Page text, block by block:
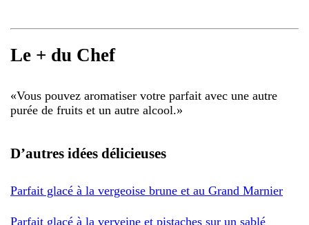
Le + du Chef
«Vous pouvez aromatiser votre parfait avec une autre
purée de fruits et un autre alcool.»
D’autres idées délicieuses
Parfait glacé à la vergeoise brune et au Grand Marnier
Parfait glacé à la verveine et pistaches sur un sablé